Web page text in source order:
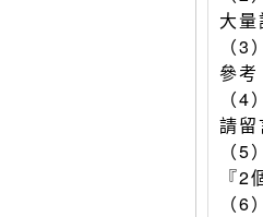
大
（
參
（
請
（
『
（